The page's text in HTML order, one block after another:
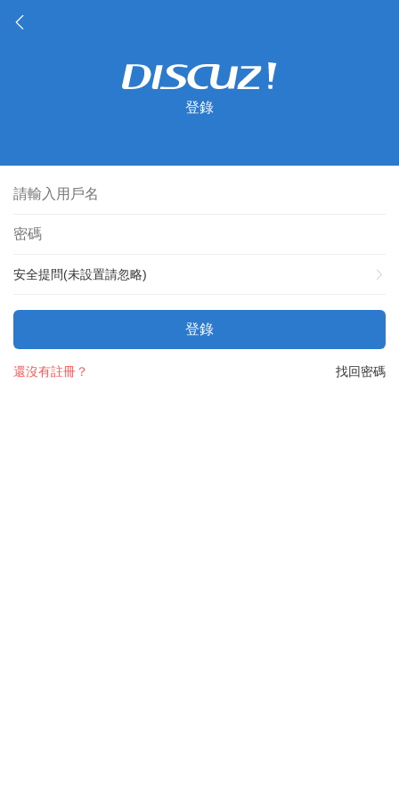
登錄
安全提問(未設置請忽略)
登錄
找回密碼
還沒有註冊？